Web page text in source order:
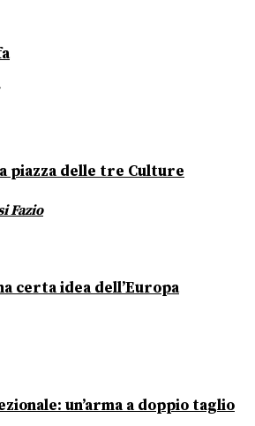
piazza delle tre Culture
Fazio
certa idea dell’Europa
un’arma a doppio taglio